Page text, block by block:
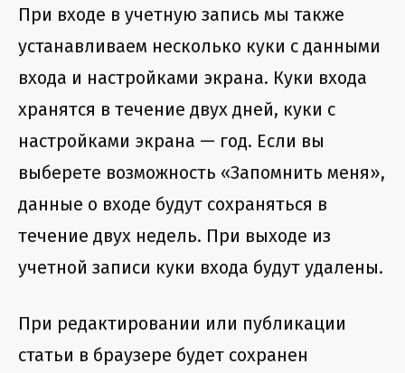
При входе в учетную запись мы также
устанавливаем несколько куки с данными
входа и настройками экрана. Куки входа
хранятся в течение двух дней, куки с
настройками экрана — год. Если вы
выберете возможность «Запомнить меня»,
данные о входе будут сохраняться в
течение двух недель. При выходе из
учетной записи куки входа будут удалены.
При редактировании или публикации
статьи в браузере будет сохранен